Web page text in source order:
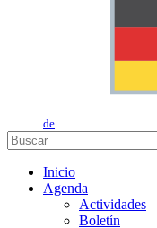
de
Inicio
Agenda
Actividades
Boletín